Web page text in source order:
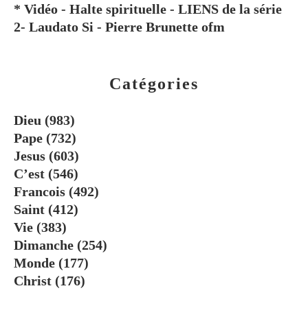
Catégories
Dieu (983)
Pape (732)
Jesus (603)
C’est (546)
Francois (492)
Saint (412)
Vie (383)
Dimanche (254)
Monde (177)
Christ (176)
* Vidéo - Halte spirituelle - LIENS de la série
2- Laudato Si - Pierre Brunette ofm